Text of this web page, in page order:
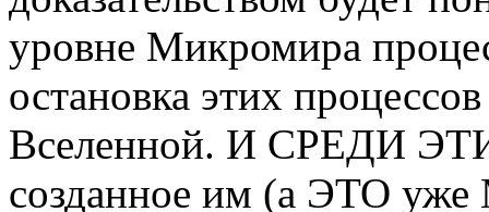
уровне Микромира
остановка этих
Вселенной. И СРЕДИ
созданное им (а ЭТО